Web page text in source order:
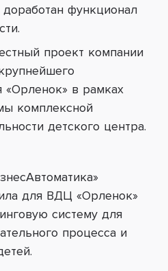
функционал
проект компании
«Орленок» в рамках
комплексной
детского центра.
для ВДЦ «Орленок»
систему для
процесса и